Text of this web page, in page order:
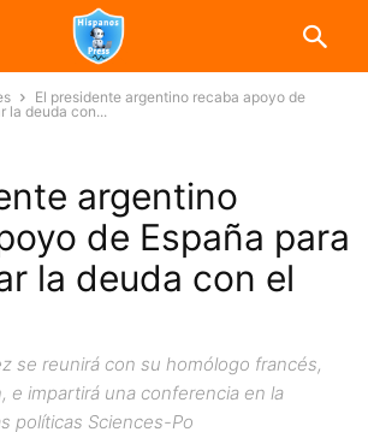
El presidente argentino recaba apoyo de
la deuda con...
argentino
de España para
la deuda con el
se reunirá con su homólogo francés,
e impartirá una conferencia en la
políticas Sciences-Po